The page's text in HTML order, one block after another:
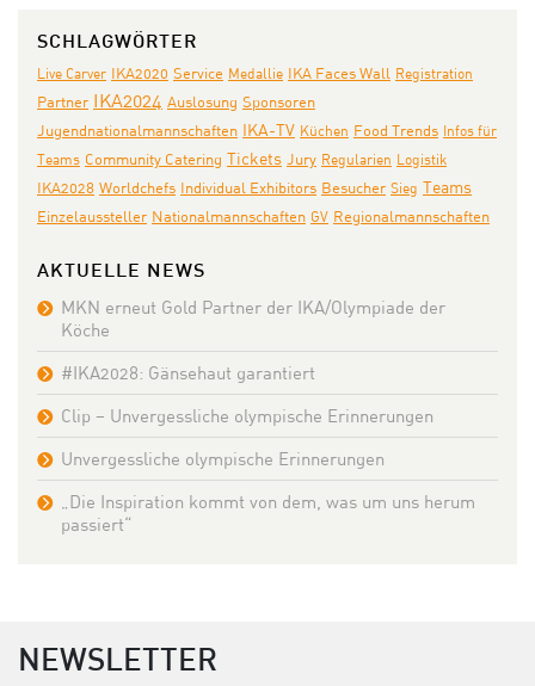
SCHLAGWÖRTER
Live Carver IKA2020 Service Medallie IKA Faces Wall Registration
Partner IKA2024 Auslosung Sponsoren
Jugendnationalmannschaften IKA-TV Küchen Food Trends Infos für
Teams Community Catering Tickets Jury Regularien Logistik
IKA2028 Worldchefs Individual Exhibitors Besucher Sieg Teams
Einzelaussteller Nationalmannschaften GV Regionalmannschaften
AKTUELLE NEWS
MKN erneut Gold Partner der IKA/Olympiade der
Köche
#IKA2028: Gänsehaut garantiert
Clip – Unvergessliche olympische Erinnerungen
Unvergessliche olympische Erinnerungen
„Die Inspiration kommt von dem, was um uns herum
passiert“
NEWSLETTER